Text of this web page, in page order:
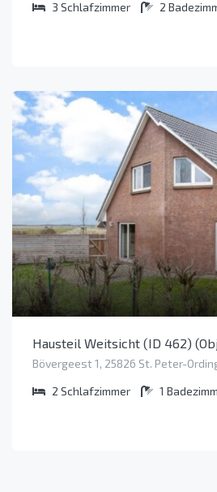
3 Schlafzimmer 2
Hausteil Weitsicht (ID 462)
Bövergeest 1, 25826 St. Peter-
2 Schlafzimmer 1